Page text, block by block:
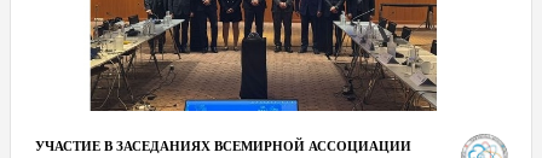
УЧАСТИЕ В ЗАСЕДАНИЯХ ВСЕМИРНОЙ АССОЦИАЦИИ